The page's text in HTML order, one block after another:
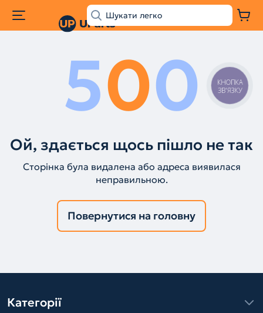
500
Ой, здається щось пішло не так
Сторінка була видалена або адреса виявилася
неправильною.
Повернутися на головну
Категорії
КНОПКА
ЗВ'ЯЗКУ